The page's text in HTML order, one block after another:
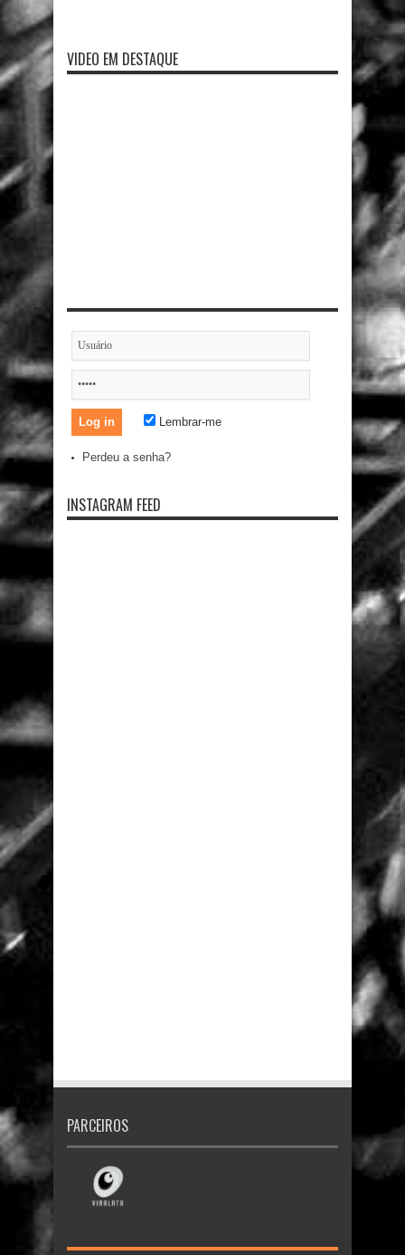
VIDEO EM DESTAQUE
Lembrar-me
Perdeu a senha?
INSTAGRAM FEED
PARCEIROS